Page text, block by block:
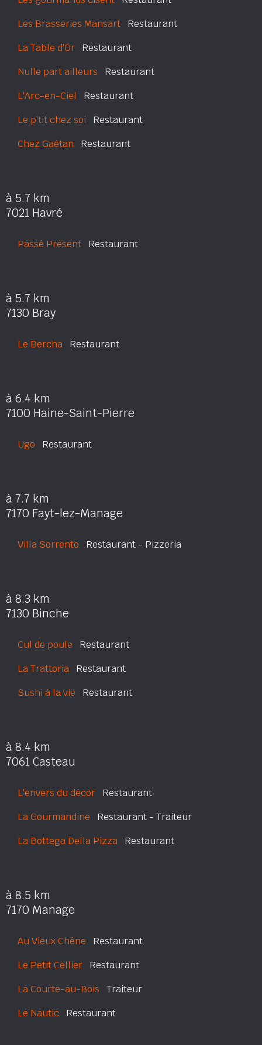
Les Brasseries Mansart Restaurant
La Table d'Or Restaurant
Nulle part ailleurs Restaurant
L'Arc-en-Ciel Restaurant
Le p'tit chez soi Restaurant
Chez Gaétan Restaurant
à 5.7 km
7021 Havré
Passé Présent Restaurant
à 5.7 km
7130 Bray
Le Bercha Restaurant
à 6.4 km
7100 Haine-Saint-Pierre
Ugo Restaurant
à 7.7 km
7170 Fayt-lez-Manage
Villa Sorrento Restaurant - Pizzeria
à 8.3 km
7130 Binche
Cul de poule Restaurant
La Trattoria Restaurant
Sushi à la vie Restaurant
à 8.4 km
7061 Casteau
L'envers du décor Restaurant
La Gourmandine Restaurant - Traiteur
La Bottega Della Pizza Restaurant
à 8.5 km
7170 Manage
Au Vieux Chêne Restaurant
Le Petit Cellier Restaurant
La Courte-au-Bois Traiteur
Le Nautic Restaurant